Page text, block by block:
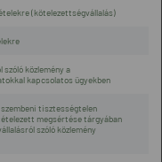
(kötelezettségvállalás)
közlemény a
kapcsolatos ügyekben
tisztességtelen
megsértése tárgyában
szóló közlemény